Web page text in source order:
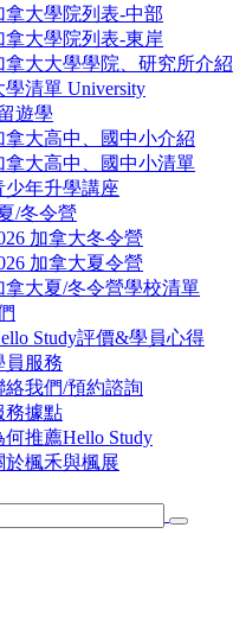
拿大學院列表-中部
拿大學院列表-東岸
拿大大學學院、研究所介紹
學清單 University
遊學
拿大高中、國中小介紹
拿大高中、國中小清單
少年升學講座
/冬令營
加拿大冬令營
加拿大夏令營
拿大夏/冬令營學校清單
Study評價&學員心得
員服務
絡我們/預約諮詢
務據點
何推薦Hello Study
於楓禾與楓展